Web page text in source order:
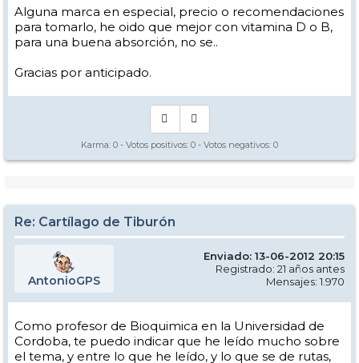
Alguna marca en especial, precio o recomendaciones
para tomarlo, he oido que mejor con vitamina D o B,
para una buena absorción, no se..
Gracias por anticipado.
Karma: 0 - Votos positivos: 0 - Votos negativos: 0
Re: Cartílago de Tiburón
AntonioGPS
Enviado: 13-06-2012 20:15
Registrado: 21 años antes
Mensajes: 1.970
Como profesor de Bioquimica en la Universidad de
Cordoba, te puedo indicar que he leído mucho sobre
el tema, y entre lo que he leído, y lo que se de rutas,